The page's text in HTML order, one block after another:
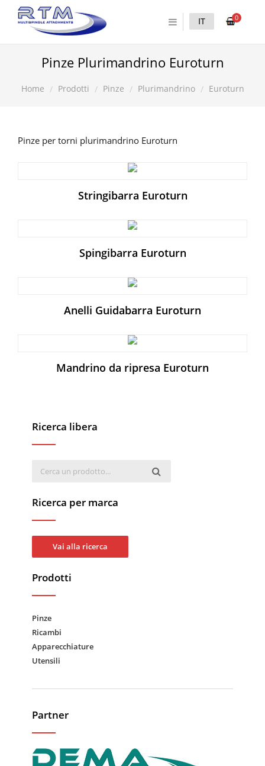
0
IT
Pinze Plurimandrino Euroturn
Home Prodotti Pinze Plurimandrino Euroturn
Pinze per torni plurimandrino Euroturn
Stringibarra Euroturn
Spingibarra Euroturn
Anelli Guidabarra Euroturn
Mandrino da ripresa Euroturn
Ricerca libera
Ricerca per marca
Vai alla ricerca
Prodotti
Pinze
Ricambi
Apparecchiature
Utensili
Partner